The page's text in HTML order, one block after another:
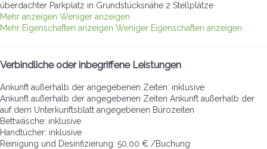
überdachter Parkplatz in Grundstücksnähe 2 Stellplätze
Mehr anzeigen Weniger anzeigen
Mehr Eigenschaften anzeigen Weniger Eigenschaften anzeigen
Verbindliche oder inbegriffene Leistungen
Ankunft außerhalb der angegebenen Zeiten: inklusive
Ankunft außerhalb der angegebenen Zeiten Ankunft außerhalb der
auf dem Unterkunftsblatt angegebenen Bürozeiten
Bettwäsche: inklusive
Handtücher: inklusive
Reinigung und Desinfizierung: 50,00 € /Buchung